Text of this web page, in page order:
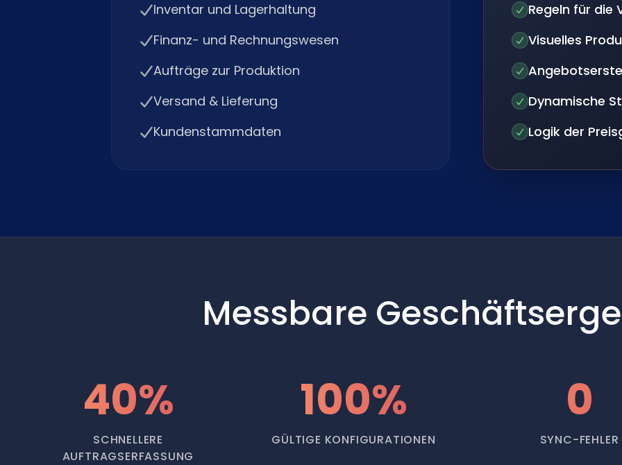
Inventar und Lagerhaltung
Finanz- und Rechnungswesen
Aufträge zur Produktion
Versand & Lieferung
Kundenstammdaten
Regeln für die
Visuelles
Dynamische
Logik der
Messbare
40%
SCHNELLERE
AUFTRAGSERFASSUNG
100%
GÜLTIGE KONFIGURATIONEN
0
SYNC-FEHLER